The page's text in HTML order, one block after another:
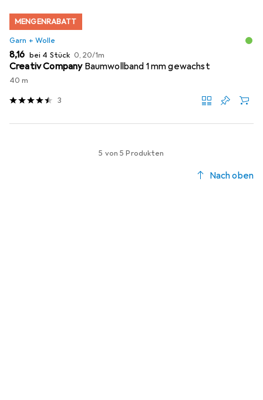
MENGENRABATT
Garn + Wolle
EUR
8,16 bei 4 Stück EUR
0,20/1m
Creativ Company Baumwollband 1 mm gewachst
40 m
3
5 von 5 Produkten
Nach oben